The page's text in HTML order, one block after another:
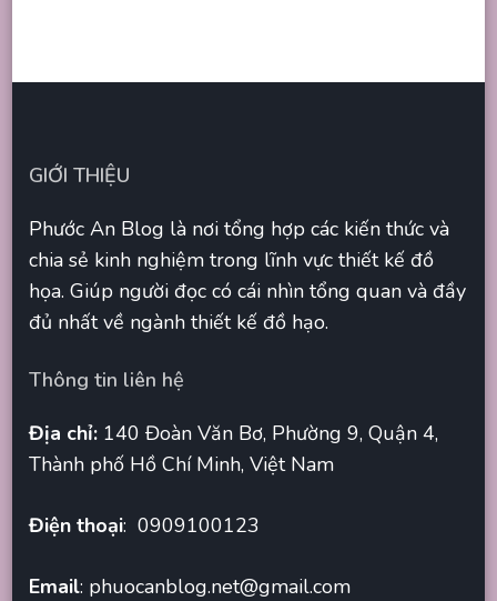
GIỚI THIỆU
Phước An Blog là nơi tổng hợp các kiến thức và
chia sẻ kinh nghiệm trong lĩnh vực thiết kế đồ
họa. Giúp người đọc có cái nhìn tổng quan và đầy
đủ nhất về ngành thiết kế đồ hạo.
Thông tin liên hệ
Địa chỉ: 140 Đoàn Văn Bơ, Phường 9, Quận 4,
Thành phố Hồ Chí Minh, Việt Nam
Điện thoại: 0909100123
Email: phuocanblog.net@gmail.com